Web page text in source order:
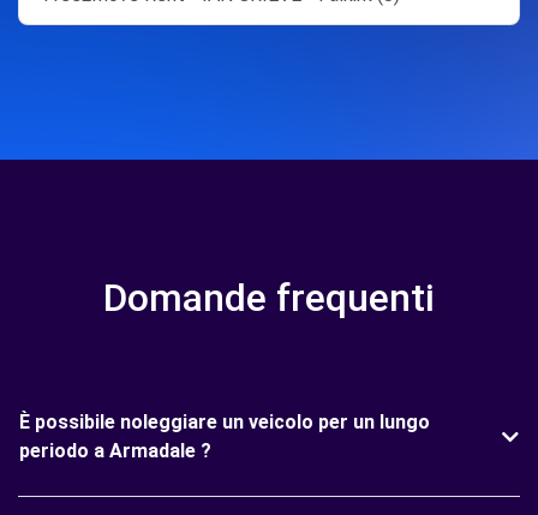
Domande frequenti
È possibile noleggiare un veicolo per un lungo
periodo a Armadale ?